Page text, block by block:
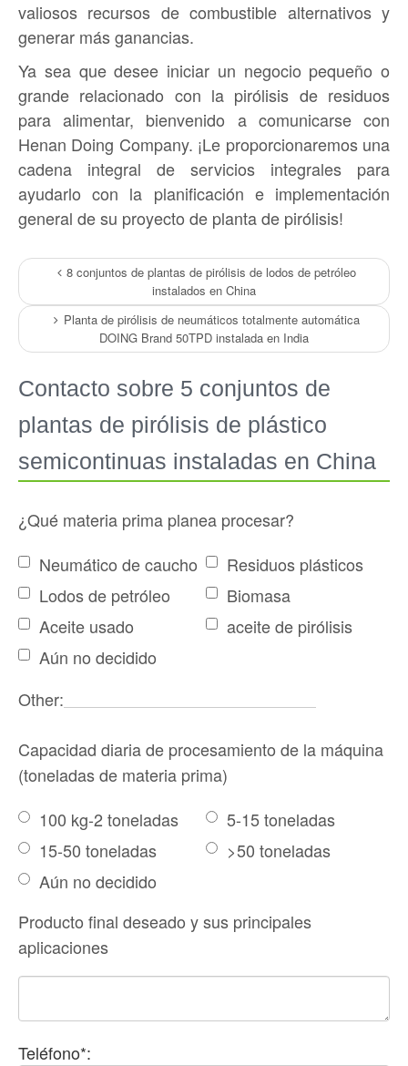
valiosos recursos de combustible alternativos y
generar más ganancias.
Ya sea que desee iniciar un negocio pequeño o
grande relacionado con la pirólisis de residuos
para alimentar, bienvenido a comunicarse con
Henan Doing Company. ¡Le proporcionaremos una
cadena integral de servicios integrales para
ayudarlo con la planificación e implementación
general de su proyecto de planta de pirólisis!
8 conjuntos de plantas de pirólisis de lodos de petróleo
instalados en China
Planta de pirólisis de neumáticos totalmente automática
DOING Brand 50TPD instalada en India
Contacto sobre 5 conjuntos de
plantas de pirólisis de plástico
semicontinuas instaladas en China
¿Qué materia prima planea procesar?
Neumático de caucho
Residuos plásticos
Lodos de petróleo
Biomasa
Aceite usado
aceite de pirólisis
Aún no decidido
Other:
Capacidad diaria de procesamiento de la máquina
(toneladas de materia prima)
100 kg-2 toneladas
5-15 toneladas
15-50 toneladas
>50 toneladas
Aún no decidido
Producto final deseado y sus principales
aplicaciones
Teléfono*: